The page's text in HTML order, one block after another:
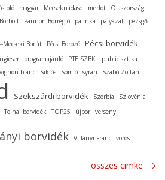
magyar Mecseknádasd merlot Olaszország
Pannon Borrégió pálinka pályázat pezsgő
Mecseki Borút Pécsi Borozó Pécsi borvidék
programajánló PTE SZBKI
publicisztika
blanc Siklós Somló syrah Szabó Zoltán
Szekszárdi borvidék Szerbia Szlovénia
Tolnai borvidék TOP25 újbor verseny
borvidék Villányi Franc vörös
összes cimke